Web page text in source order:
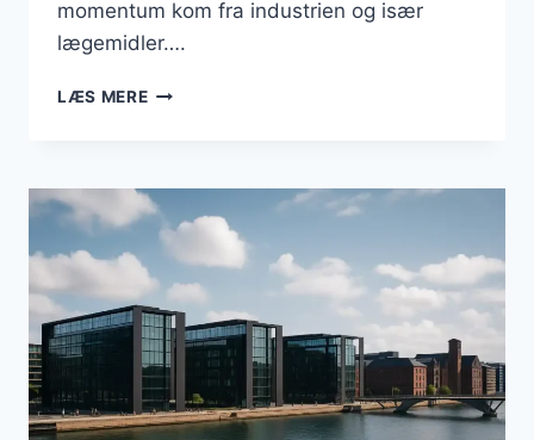
momentum kom fra industrien og især
lægemidler….
LÆS MEREDANSK
VÆKST,
SÅRBARHEDER
STRATEGISKE
MULIGHEDER